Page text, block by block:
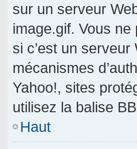
sur un serveur
image.gif. Vous
si c’est un
mécanismes
Yahoo!, sites
utilisez la balise
Haut